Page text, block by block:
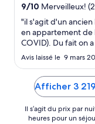
9/10 Merveilleux!
"il s'agit d'un
en appartement de
COVID). Du fait on
d'être dans un hôtel
sans animation,
l'appartement
cuisine équipée,
matelas
Avis laissé le 9 mars
Afficher 3
Il s’agit du prix par
heures pour un